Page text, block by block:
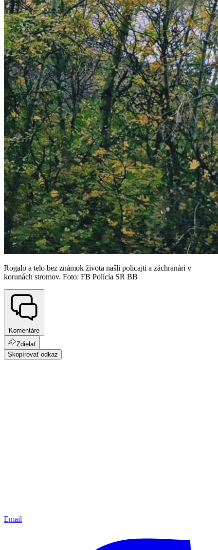
Rogalo a telo bez známok života našli policajti a záchranári v
korunách stromov. Foto: FB Polícia SR BB
Komentáre
Zdielať
Skopírovať odkaz
Email